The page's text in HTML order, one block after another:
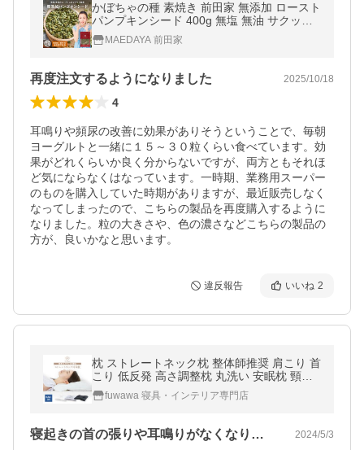
かぼちゃの種 素焼き 前田家 無添加 ロースト
パンプキンシード 400g 無塩 無油 サクッと
香ばしい コレステロールゼロ ヘルシー 食用
ハロウィン
MAEDAYA 前田家
再度注文するようになりました 2025/10/18
4
耳鳴りや頻尿の改善に効果がありそうということで、毎朝
ヨーグルトと一緒に１５～３０粒くらい食べています。効
果がどれくらいか良く分からないですが、両方ともそれほ
ど気にならなくはなっています。一時期、業務用スーパー
のものを購入していた時期がありますが、最近販売しなく
なってしまったので、こちらの製品を再度購入するように
なりました。粒の大きさや、色の濃さなどこちらの製品の
方が、良いかなと思います。
違反報告 いいね 2
枕 ストレートネック枕 整体師推奨 肩こり 首
こり 低反発 高さ調整枕 丸洗い 安眠枕 頸椎
サポート いびき対策 頚椎安定型 消臭 竹炭
ギフト
fuwawa 寝具・インテリア専門店
寝起きの首の張りや耳鳴りがなくなりそう 2024/5/3